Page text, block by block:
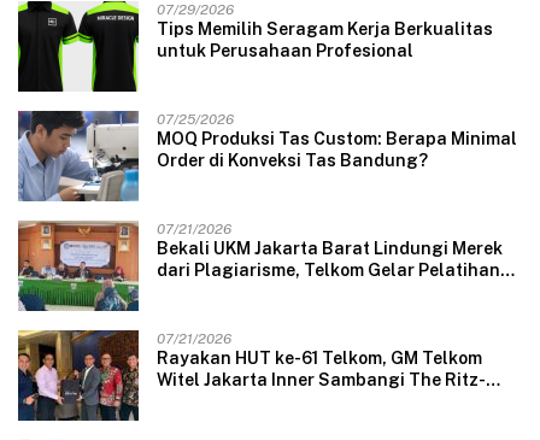
07/29/2026
Tips Memilih Seragam Kerja Berkualitas
untuk Perusahaan Profesional
07/25/2026
MOQ Produksi Tas Custom: Berapa Minimal
Order di Konveksi Tas Bandung?
07/21/2026
Bekali UKM Jakarta Barat Lindungi Merek
dari Plagiarisme, Telkom Gelar Pelatihan
07/21/2026
Rayakan HUT ke-61 Telkom, GM Telkom
Witel Jakarta Inner Sambangi The Ritz-